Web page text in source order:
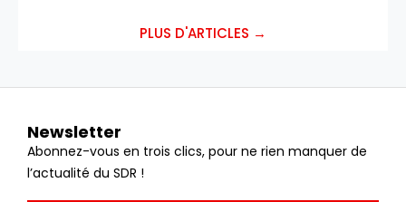
PLUS D'ARTICLES →
Newsletter
Abonnez-vous en trois clics, pour ne rien manquer de
l’actualité du SDR !